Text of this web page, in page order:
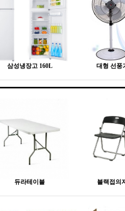
삼성냉장고 160L 대형 선풍
듀라테이블 블랙접의